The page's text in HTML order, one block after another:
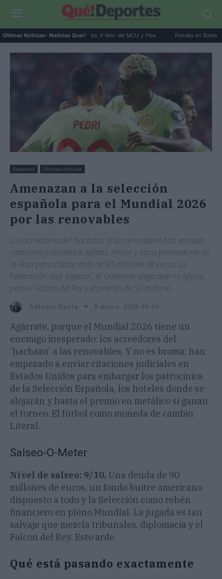
Últimas Noticias- Noticias Que!:
Kit Connor será Cíclope en los X-Men del MCU y Hea... Rosalía en Buenos Aires:
Deportes Últimas noticias
Amenazan a la selección
española para el Mundial 2026
por las renovables
Los acreedores del 'hachazo' a las renovables han enviado
citaciones judiciales a Adidas, Hilton y otros proveedores de
la Roja para cobrar más de 90 millones de euros. La
Federación dice 'esperar', el Gobierno alega que no afecta,
pero el Falcon del Rey y el premio de 50 millone
Antonio Nerín 8 mayo, 2026 09:30
Agárrate, porque el Mundial 2026 tiene un
enemigo inesperado: los acreedores del
'hachazo' a las renovables. Y no es broma: han
empezado a enviar citaciones judiciales en
Estados Unidos para embargar los patrocinios
de la Selección Española, los hoteles donde se
alojarán y hasta el premio en metálico si ganan
el torneo. El fútbol como moneda de cambio.
Literal.
Salseo-O-Meter
Nivel de salseo: 9/10. Una deuda de 90
millones de euros, un fondo buitre americano
dispuesto a todo y la Selección como rehén
financiero en pleno Mundial. La jugada es tan
salvaje que mezcla tribunales, diplomacia y el
Falcon del Rey. Esto arde.
Qué está pasando exactamente